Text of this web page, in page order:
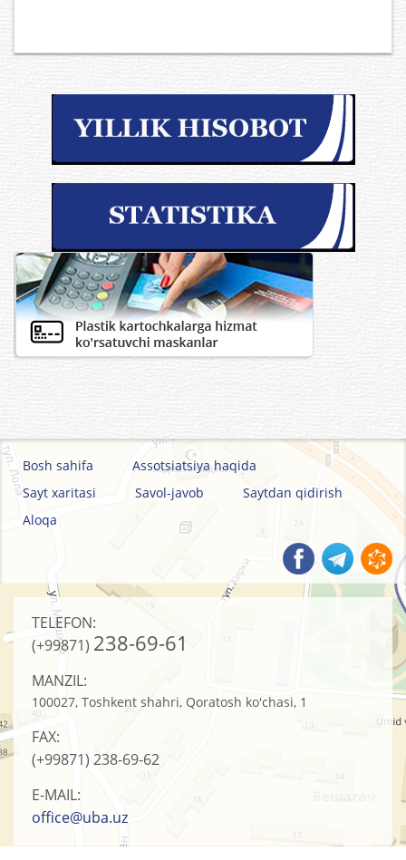
Bosh sahifa
Assotsiatsiya haqida
Sayt xaritasi
Savol-javob
Saytdan qidirish
Aloqa
TELEFON:
(+99871) 238-69-61
MANZIL:
100027, Toshkent shahri, Qoratosh ko'chasi, 1
FAX:
(+99871) 238-69-62
E-MAIL:
office@uba.uz